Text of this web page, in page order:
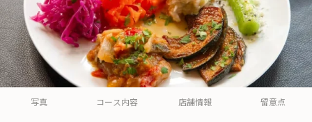
TOP
Annyお祝い体験について
Annyお祝いアイテムについて
写真 コース内容 店舗情報 留意点